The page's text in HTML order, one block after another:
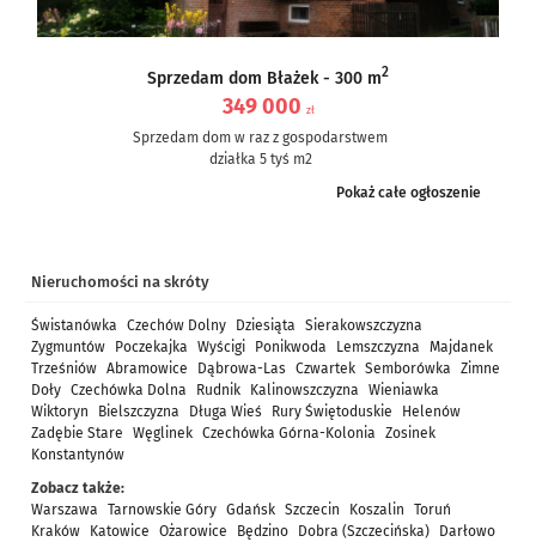
Sprzedam dom Błażek - 300 m2
349 000 zł
Sprzedam dom w raz z gospodarstwem
działka 5 tyś m2
Pokaż całe ogłoszenie
Nieruchomości na skróty
Świstanówka Czechów Dolny Dziesiąta
Sierakowszczyzna
Zygmuntów
Poczekajka Wyścigi Ponikwoda Lemszczyzna
Majdanek
Trześniów Abramowice Dąbrowa-Las Czwartek Semborówka
Zimne
Doły Czechówka Dolna Rudnik Kalinowszczyzna
Wieniawka
Wiktoryn
Bielszczyzna Długa Wieś Rury Świętoduskie
Helenów
Zadębie Stare
Węglinek Czechówka Górna-Kolonia
Zosinek
Konstantynów
Zobacz także:
Warszawa
Tarnowskie Góry Gdańsk Szczecin Koszalin
Toruń
Kraków
Katowice Ożarowice Będzino Dobra (Szczecińska)
Darłowo